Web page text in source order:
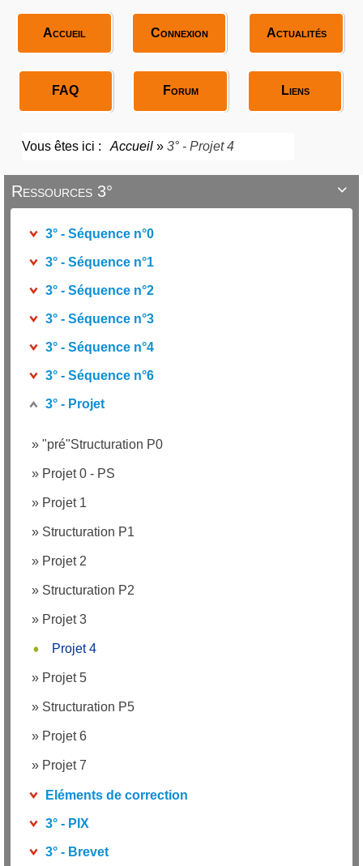
Accueil Connexion Actualités
FAQ Forum Liens
Vous êtes ici : Accueil » 3° - Projet 4

Ressources 3°
3° - Séquence n°0
3° - Séquence n°1
3° - Séquence n°2
3° - Séquence n°3
3° - Séquence n°4
3° - Séquence n°6
3° - Projet
» "pré"Structuration P0
» Projet 0 - PS
» Projet 1
» Structuration P1
» Projet 2
» Structuration P2
» Projet 3
Projet 4
» Projet 5
» Structuration P5
» Projet 6
» Projet 7
Eléments de correction
3° - PIX
3° - Brevet